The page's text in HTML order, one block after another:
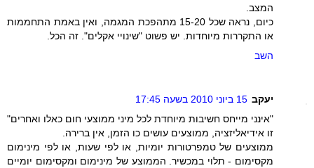
המצב.
כיום, נראה שכל 15-20 מתהפכת המגמה, ואין באמת התחממות
או התקררות מיוחדות. יש פשוט "שינויי אקלים". זה הכל.
השב
יעקב 15 ביוני 2010 בשעה 17:45
"אינני מייחס חשיבות מיוחדת לכל מיני ממוצעי חום כאלו ואחרים"
זו אידיאליזציה, ממוצעים עושים כו הזמן, אין ברירה.
ממוצעים של טמפרטורות יומיות, או לפי שעות, או לפי מינימום
מקסימום - תלוי במכשיר. הממוצע של מינימום ומקסימום יומיים